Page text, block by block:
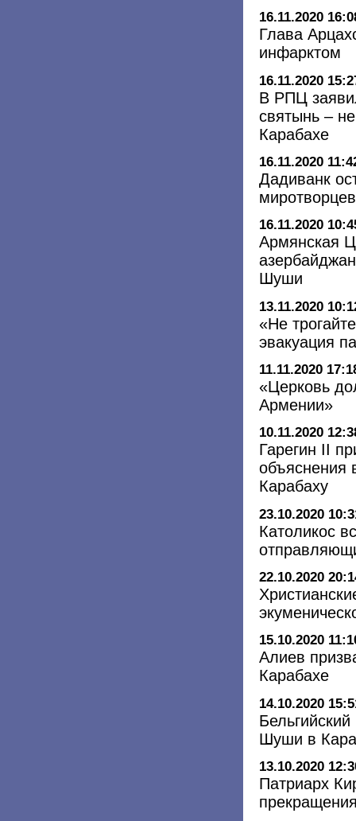
16.11.2020
Глава
инфарктом
16.11.2020
В РПЦ
святынь –
Карабахе
16.11.2020
Дадиванк
16.11.2020
Армянская
Шуши
13.11.2020
«Не
эвакуация
11.11.2020
«Церковь
Армении»
10.11.2020
Гарегин II
объяснения
Карабаху
23.10.2020
Католикос
22.10.2020
15.10.2020
Алиев
Карабахе
14.10.2020
Шуши в
13.10.2020
Патриарх